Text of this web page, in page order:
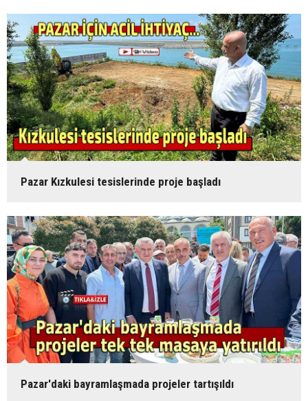
Pazar Kızkulesi tesislerinde proje başladı
Pazar'daki bayramlaşmada projeler tartışıldı